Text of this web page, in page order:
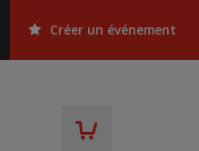
Créer un événement